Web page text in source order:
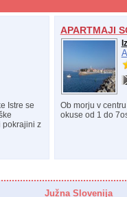
Istre se
pokrajini z
APARTMAJI
Ob morju v
okuse od 1 do
Južna Slovenija